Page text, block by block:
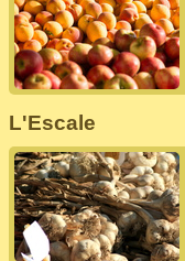
L'Escale